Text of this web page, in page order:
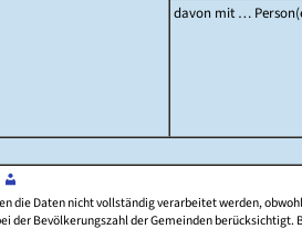
davon mit …
die Daten nicht vollständig verarbeitet werden,
der Bevölkerungszahl der Gemeinden